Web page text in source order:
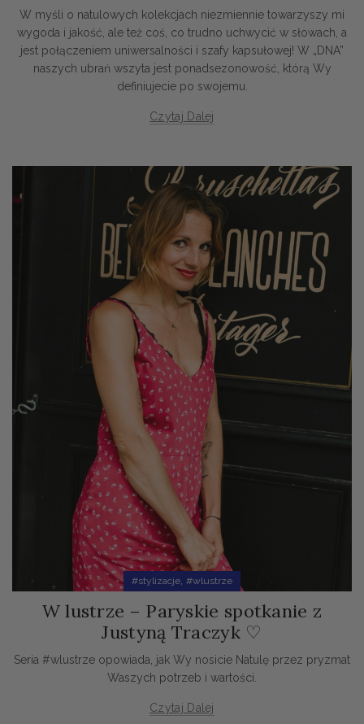
W myśli o natulowych kolekcjach niezmiennie towarzyszy mi
wygoda i jakość, ale też coś, co trudno uchwycić w słowach, a
jest połączeniem uniwersalności i szafy kapsułowej! W „DNA”
naszych ubrań wszyta jest ponadsezonowość, którą Wy
definiujecie po swojemu.
Czytaj Dalej
#stylizacje, #wlustrze
W lustrze – Paryskie spotkanie z
Justyną Traczyk ♡
Seria #wlustrze opowiada, jak Wy nosicie Natulę przez pryzmat
Waszych potrzeb i wartości.
Czytaj Dalej